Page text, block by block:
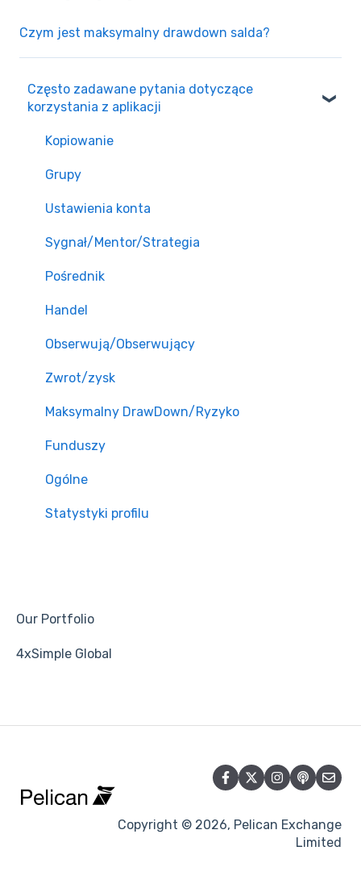
Czym jest maksymalny drawdown salda?
Często zadawane pytania dotyczące
korzystania z aplikacji
Kopiowanie
Grupy
Ustawienia konta
Sygnał/Mentor/Strategia
Pośrednik
Handel
Obserwują/Obserwujący
Zwrot/zysk
Maksymalny DrawDown/Ryzyko
Funduszy
Ogólne
Statystyki profilu
Our Portfolio
4xSimple Global
Copyright © 2026, Pelican Exchange
Limited